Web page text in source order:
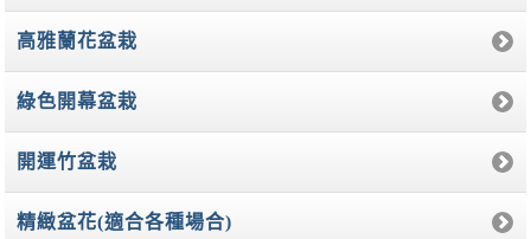
高雅蘭花盆栽
綠色開幕盆栽
開運竹盆栽
精緻盆花(適合各種場合)